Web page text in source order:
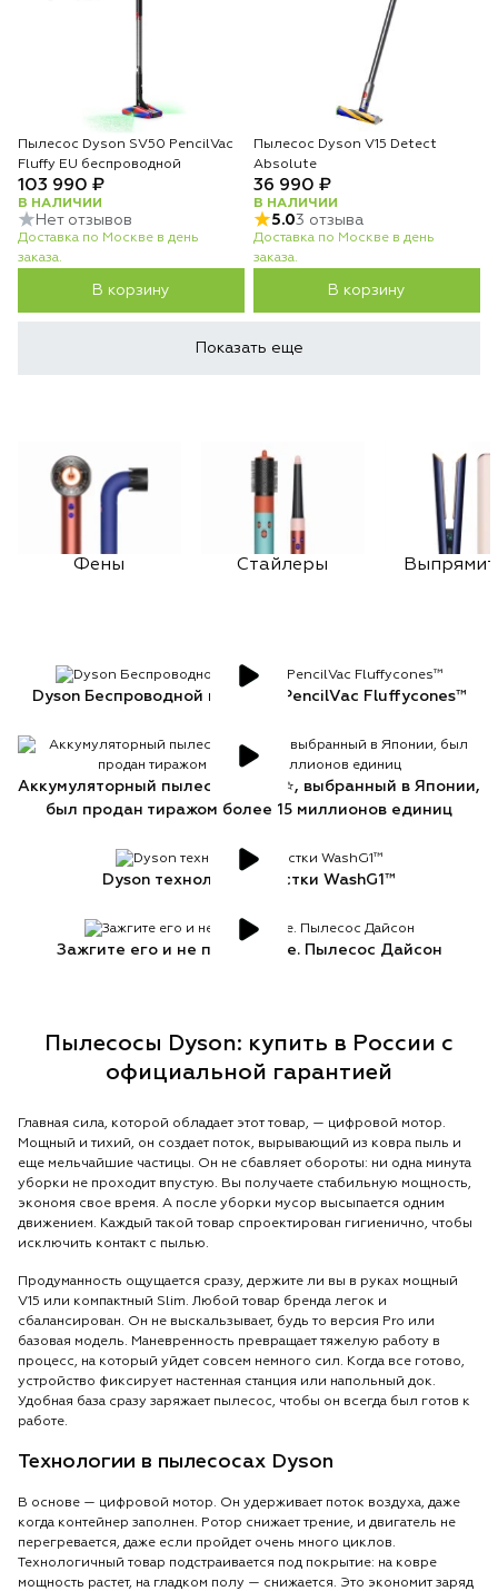
Пылесос Dyson SV50 PencilVac
Fluffy EU беспроводной
103 990 ₽
В НАЛИЧИИ
Нет отзывов
Доставка по Москве в день
заказа.
В корзину
Пылесос Dyson V15 Detect
Absolute
36 990 ₽
В НАЛИЧИИ
5.03 отзыва
Доставка по Москве в день
заказа.
В корзину
Показать еще
Фены Стайлеры
Dyson Беспроводной пылесос PencilVac Fluffycones™
Аккумуляторный пылесос Dyson⭐, выбранный в Японии,
был продан тиражом более 15 миллионов единиц
Dyson технология очистки WashG1™
Зажгите его и не пропустите. Пылесос Дайсон
Пылесосы Dyson: купить в России с
официальной гарантией
Главная сила, которой обладает этот товар, — цифровой мотор.
Мощный и тихий, он создает поток, вырывающий из ковра пыль и
еще мельчайшие частицы. Он не сбавляет обороты: ни одна минута
уборки не проходит впустую. Вы получаете стабильную мощность,
экономя свое время. А после уборки мусор высыпается одним
движением. Каждый такой товар спроектирован гигиенично, чтобы
исключить контакт с пылью.
Продуманность ощущается сразу, держите ли вы в руках мощный
V15 или компактный Slim. Любой товар бренда легок и
сбалансирован. Он не выскальзывает, будь то версия Pro или
базовая модель. Маневренность превращает тяжелую работу в
процесс, на который уйдет совсем немного сил. Когда все готово,
устройство фиксирует настенная станция или напольный док.
Удобная база сразу заряжает пылесос, чтобы он всегда был готов к
работе.
Технологии в пылесосах Dyson
В основе — цифровой мотор. Он удерживает поток воздуха, даже
когда контейнер заполнен. Ротор снижает трение, и двигатель не
перегревается, даже если пройдет очень много циклов.
Технологичный товар подстраивается под покрытие: на ковре
мощность растет, на гладком полу — снижается. Это экономит заряд